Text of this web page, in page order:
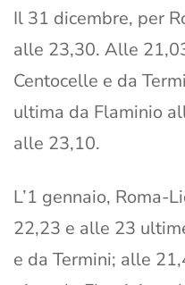
Il 31 dicembre, per
alle 23,30. Alle
Centocelle e da
ultima da Flaminio
alle 23,10.
L’1 gennaio, Roma-
22,23 e alle 23
e da Termini; alle